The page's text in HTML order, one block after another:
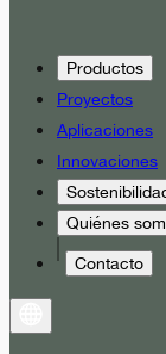
Productos
Proyectos
Aplicaciones
Innovaciones
Quiénes
Contacto